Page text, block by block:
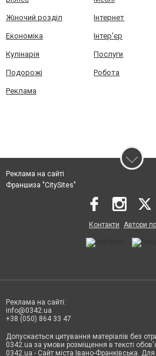
Жіночий розділ Інтернет
Економіка Інтер'єр
Кулінарія Послуги
Подорожі Робота
Реклама
Реклама на сайті
Франшиза "CitySites"
Контакти Автори
Реклама на сайті:
info@0342.ua
+38 (050) 864 33 47
Допускається цитування матеріалів без
0342.ua за умови розміщення в тексті
0342.ua - Сайт міста Івано-Франківська.